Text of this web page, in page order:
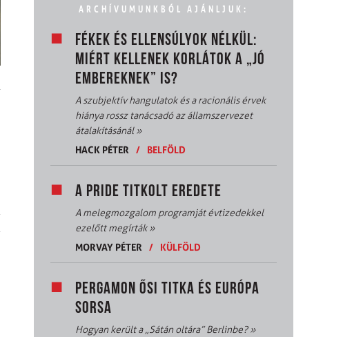
ARCHÍVUMUNKBÓL AJÁNLJUK:
FÉKEK ÉS ELLENSÚLYOK NÉLKÜL:
MIÉRT KELLENEK KORLÁTOK A „JÓ
EMBEREKNEK” IS?
A szubjektív hangulatok és a racionális érvek
hiánya rossz tanácsadó az államszervezet
átalakításánál»
HACK PÉTER
/ BELFÖLD
A PRIDE TITKOLT EREDETE
A melegmozgalom programját évtizedekkel
ezelőtt megírták»
MORVAY PÉTER
/ KÜLFÖLD
PERGAMON ŐSI TITKA ÉS EURÓPA
SORSA
Hogyan került a „Sátán oltára” Berlinbe?»